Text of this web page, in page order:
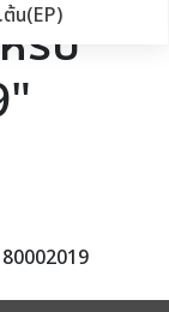
ต้น(EP)
รับ